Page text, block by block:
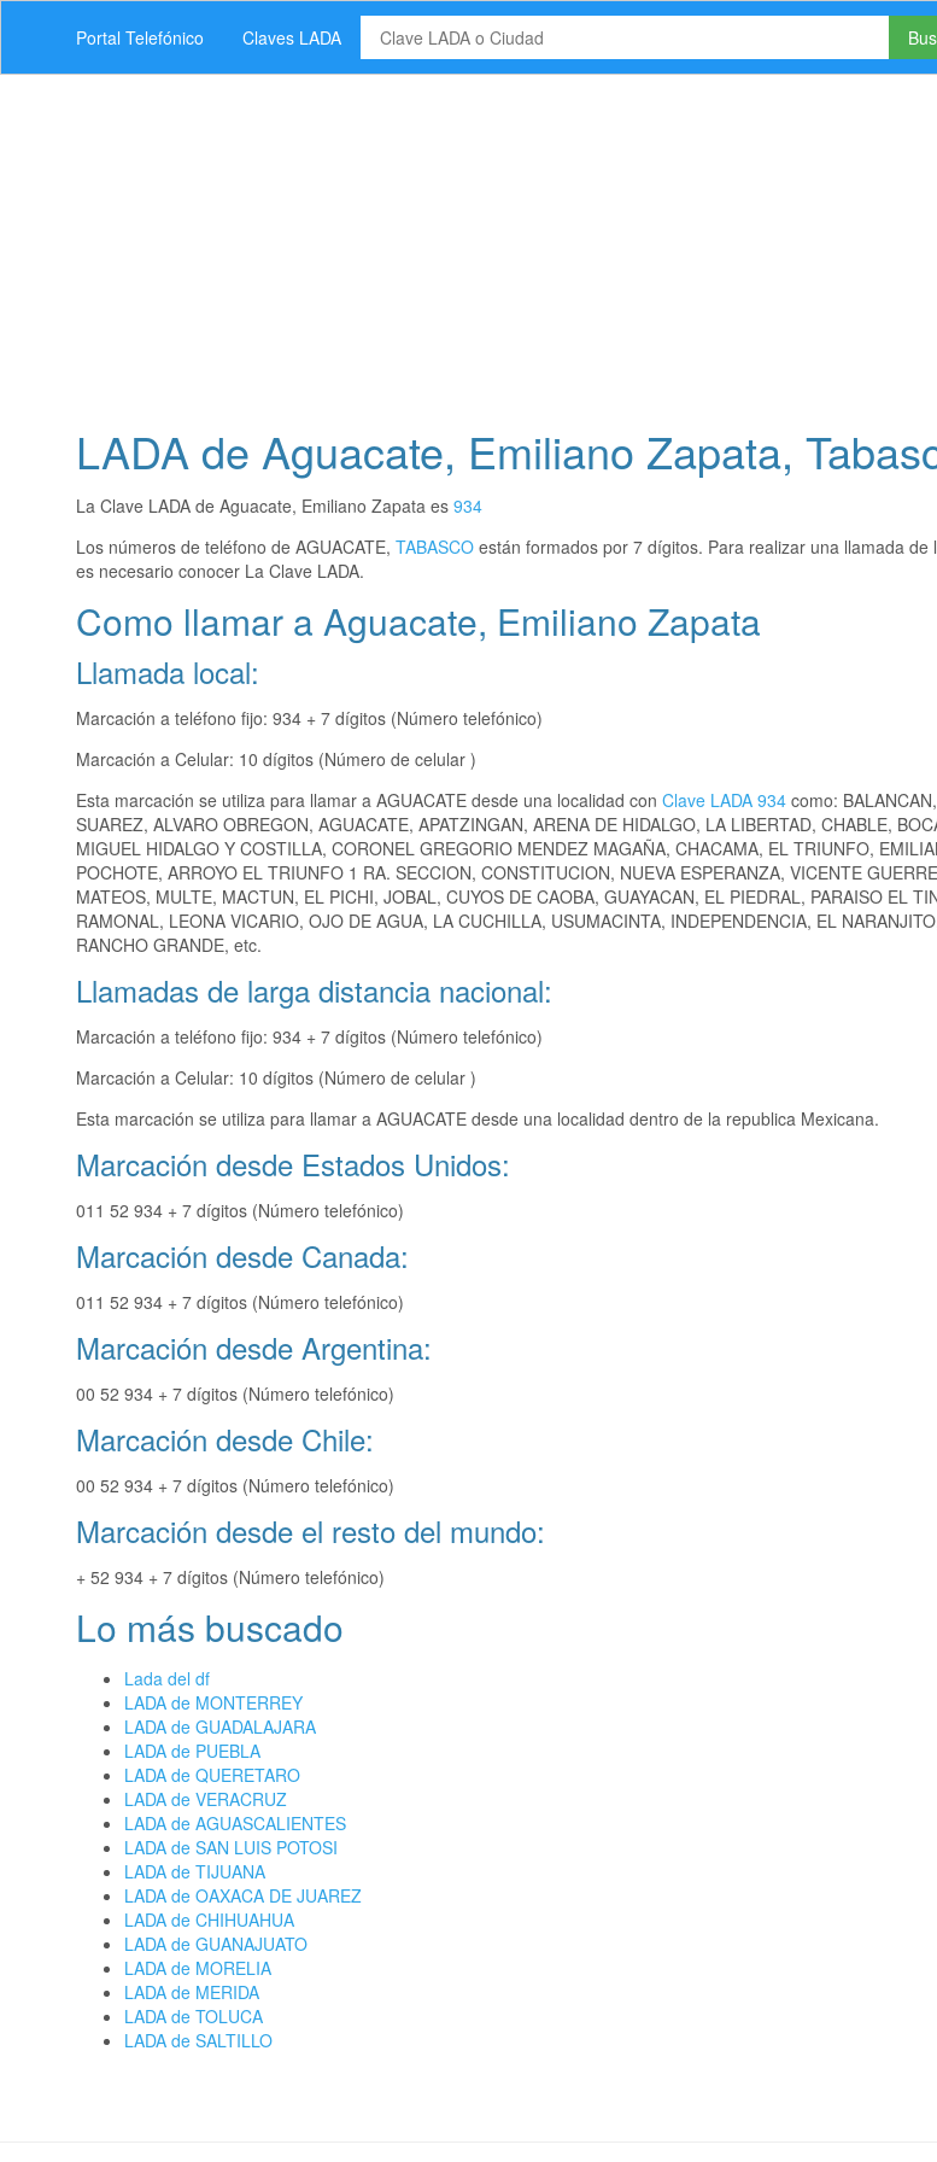
Portal Telefónico Claves LADA
LADA de Aguacate, Emiliano Zapata,
La Clave LADA de Aguacate, Emiliano Zapata es 934
Los números de teléfono de AGUACATE, TABASCO están formados por 7 dígitos. Para realizar una llamada de
es necesario conocer La Clave LADA.
Como llamar a Aguacate, Emiliano Zapata
Llamada local:
Marcación a teléfono fijo: 934 + 7 dígitos (Número telefónico)
Marcación a Celular: 10 dígitos (Número de celular )
Esta marcación se utiliza para llamar a AGUACATE desde una localidad con Clave LADA 934 como:
SUAREZ, ALVARO OBREGON, AGUACATE, APATZINGAN, ARENA DE HIDALGO, LA LIBERTAD, CHABLE,
MIGUEL HIDALGO Y COSTILLA, CORONEL GREGORIO MENDEZ MAGAÑA, CHACAMA, EL TRIUNFO,
POCHOTE, ARROYO EL TRIUNFO 1 RA. SECCION, CONSTITUCION, NUEVA ESPERANZA, VICENTE
MATEOS, MULTE, MACTUN, EL PICHI, JOBAL, CUYOS DE CAOBA, GUAYACAN, EL PIEDRAL, PARAISO EL
RAMONAL, LEONA VICARIO, OJO DE AGUA, LA CUCHILLA, USUMACINTA, INDEPENDENCIA, EL
RANCHO GRANDE, etc.
Llamadas de larga distancia nacional:
Marcación a teléfono fijo: 934 + 7 dígitos (Número telefónico)
Marcación a Celular: 10 dígitos (Número de celular )
Esta marcación se utiliza para llamar a AGUACATE desde una localidad dentro de la republica Mexicana.
Marcación desde Estados Unidos:
011 52 934 + 7 dígitos (Número telefónico)
Marcación desde Canada:
011 52 934 + 7 dígitos (Número telefónico)
Marcación desde Argentina:
00 52 934 + 7 dígitos (Número telefónico)
Marcación desde Chile:
00 52 934 + 7 dígitos (Número telefónico)
Marcación desde el resto del mundo:
+ 52 934 + 7 dígitos (Número telefónico)
Lo más buscado
Lada del df
LADA de MONTERREY
LADA de GUADALAJARA
LADA de PUEBLA
LADA de QUERETARO
LADA de VERACRUZ
LADA de AGUASCALIENTES
LADA de SAN LUIS POTOSI
LADA de TIJUANA
LADA de OAXACA DE JUAREZ
LADA de CHIHUAHUA
LADA de GUANAJUATO
LADA de MORELIA
LADA de MERIDA
LADA de TOLUCA
LADA de SALTILLO